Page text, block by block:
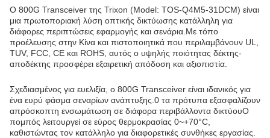
Ο 800G Transceiver της Trixon (Model: TOS-Q4M5-31DCM) είναι
μια πρωτοποριακή λύση οπτικής δικτύωσης κατάλληλη για
διάφορες περιπτώσεις εφαρμογής και σενάρια.Με τόπο
προέλευσης στην Κίνα και πιστοποιητικά που περιλαμβάνουν UL,
TUV, FCC, CE και ROHS, αυτός ο υψηλής ποιότητας δέκτης-
αποδέκτης προσφέρει εξαιρετική απόδοση και αξιοπιστία.
Σχεδιασμένος για ευελιξία, ο 800G Transceiver είναι ιδανικός για
ένα ευρύ φάσμα σεναρίων ανάπτυξης.0 τα πρότυπα εξασφαλίζουν
απρόσκοπτη ενσωμάτωση σε διάφορα περιβάλλοντα δικτύουΟ
πομπός λειτουργεί σε εύρος θερμοκρασίας 0~+70°C,
καθιστώντας τον κατάλληλο για διαφορετικές συνθήκες εργασίας.